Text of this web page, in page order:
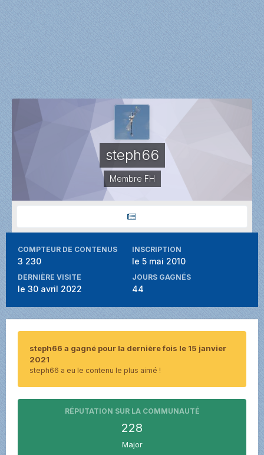
steph66
Membre FH
COMPTEUR DE CONTENUS
3 230
INSCRIPTION
le 5 mai 2010
DERNIÈRE VISITE
le 30 avril 2022
JOURS GAGNÉS
44
steph66 a gagné pour la dernière fois le 15 janvier
2021
steph66 a eu le contenu le plus aimé !
RÉPUTATION SUR LA COMMUNAUTÉ
228
Major